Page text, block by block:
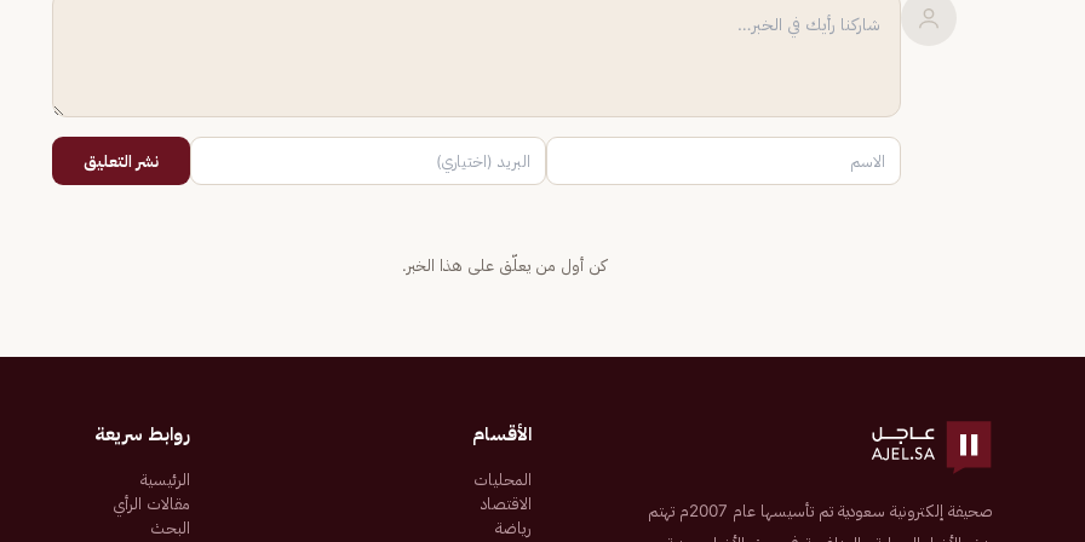
نشر التعليق
كن أول من يعلّق على هذا الخبر.
صحيفة إلكترونية سعودية تم تأسيسها عام 2007م تهتم
الأقسام
المحليات
الاقتصاد
رياضة
روابط سريعة
الرئيسية
مقالات الرأي
البحث